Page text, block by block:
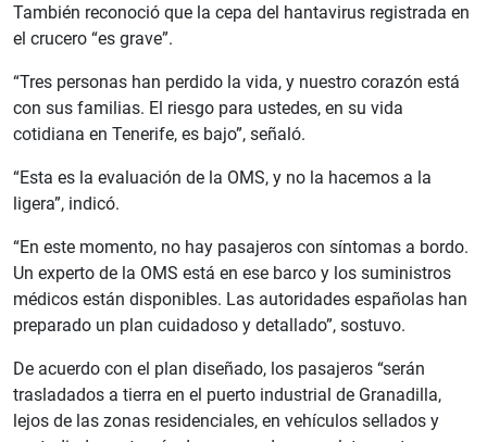
También reconoció que la cepa del hantavirus registrada en
el crucero “es grave”.
“Tres personas han perdido la vida, y nuestro corazón está
con sus familias. El riesgo para ustedes, en su vida
cotidiana en Tenerife, es bajo”, señaló.
“Esta es la evaluación de la OMS, y no la hacemos a la
ligera”, indicó.
“En este momento, no hay pasajeros con síntomas a bordo.
Un experto de la OMS está en ese barco y los suministros
médicos están disponibles. Las autoridades españolas han
preparado un plan cuidadoso y detallado”, sostuvo.
De acuerdo con el plan diseñado, los pasajeros “serán
trasladados a tierra en el puerto industrial de Granadilla,
lejos de las zonas residenciales, en vehículos sellados y